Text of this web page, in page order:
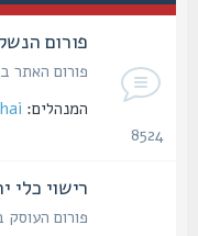
פורום הנשק
פורום האתר
המנהלים:
8524
רישוי כלי יריה
פורום העוסק